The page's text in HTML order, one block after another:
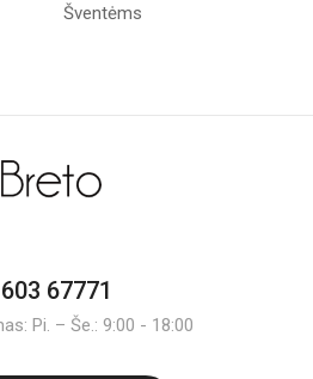
Šventėms
67771
Pi. – Še.: 9:00 - 18:00